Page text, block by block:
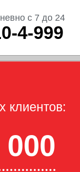
с 7 до 24
4-999
клиентов:
000